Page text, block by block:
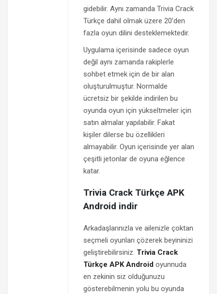
gidebilir. Aynı zamanda Trivia Crack
Türkçe dahil olmak üzere 20’den
fazla oyun dilini desteklemektedir.
Uygulama içerisinde sadece oyun
değil aynı zamanda rakiplerle
sohbet etmek için de bir alan
oluşturulmuştur. Normalde
ücretsiz bir şekilde indirilen bu
oyunda oyun için yükseltmeler için
satın almalar yapılabilir. Fakat
kişiler dilerse bu özellikleri
almayabilir. Oyun içerisinde yer alan
çeşitli jetonlar de oyuna eğlence
katar.
Trivia Crack Türkçe APK
Android indir
Arkadaşlarınızla ve ailenizle çoktan
seçmeli oyunları çözerek beyininizi
geliştirebilirsiniz. Trivia Crack
Türkçe APK Androidoyunnuda
en zekinin siz olduğunuzu
gösterebilmenin yolu bu oyunda